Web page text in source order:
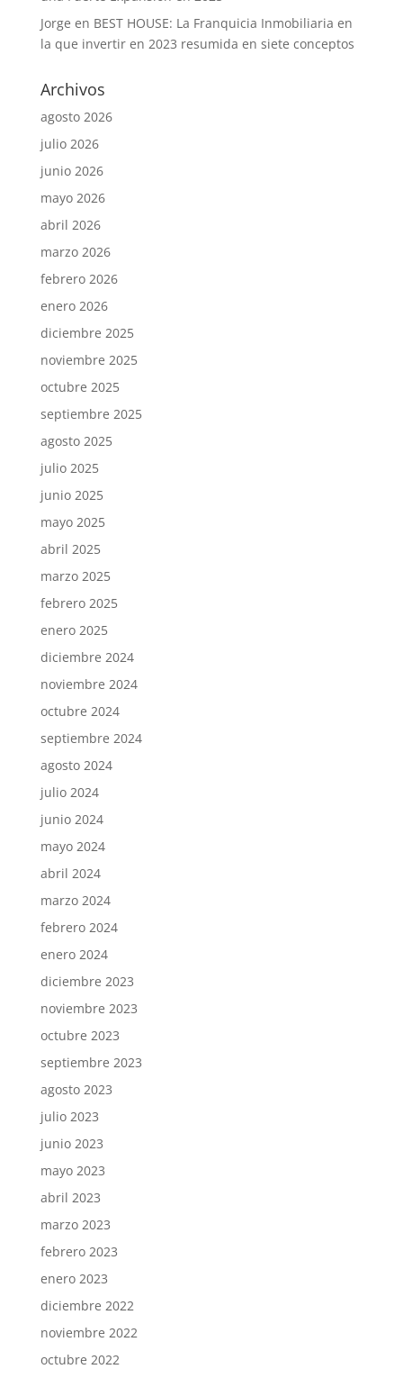
Jorge en BEST HOUSE: La Franquicia Inmobiliaria en
la que invertir en 2023 resumida en siete conceptos
Archivos
agosto 2026
julio 2026
junio 2026
mayo 2026
abril 2026
marzo 2026
febrero 2026
enero 2026
diciembre 2025
noviembre 2025
octubre 2025
septiembre 2025
agosto 2025
julio 2025
junio 2025
mayo 2025
abril 2025
marzo 2025
febrero 2025
enero 2025
diciembre 2024
noviembre 2024
octubre 2024
septiembre 2024
agosto 2024
julio 2024
junio 2024
mayo 2024
abril 2024
marzo 2024
febrero 2024
enero 2024
diciembre 2023
noviembre 2023
octubre 2023
septiembre 2023
agosto 2023
julio 2023
junio 2023
mayo 2023
abril 2023
marzo 2023
febrero 2023
enero 2023
diciembre 2022
noviembre 2022
octubre 2022